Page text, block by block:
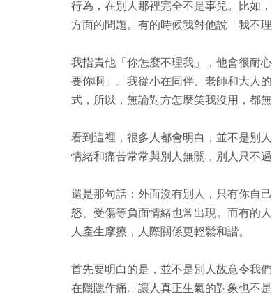
行為，在別人那裡完全不是事兒。比如
方面的問題。有的時候我對他說「我不
我指責他「你怎麼不理我」，他會很耐
要你啊」。我從小在同伴、老師和大人
式，所以，無論對方怎麼笑我沒用，都無
看到這裡，很多人都會明白，並不是別
情緒和痛苦常常與別人無關，別人只不
還是那句話：外面沒有別人，只有你自
怒、受傷等負面情緒也常出現。而有的
人產生摩擦，人際關係更輕鬆和諧。
首先要明白的是，並不是別人故意令我
在隱隱作痛。讓人真正生氣的對象也不